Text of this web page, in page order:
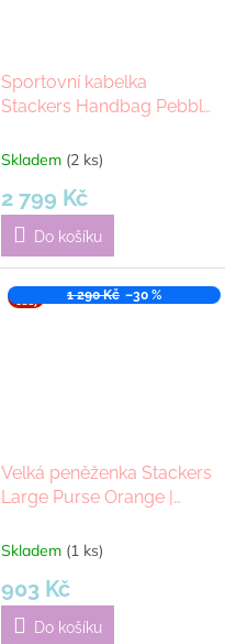
Sportovní kabelka
Stackers Handbag Pebble
Skladem (2 ks)
2 799 Kč
Do košíku
ODEJ
1 290 Kč –30 %
​Velká peněženka Stackers
Large Purse Orange |
Skladem (1 ks)
903 Kč
Do košíku